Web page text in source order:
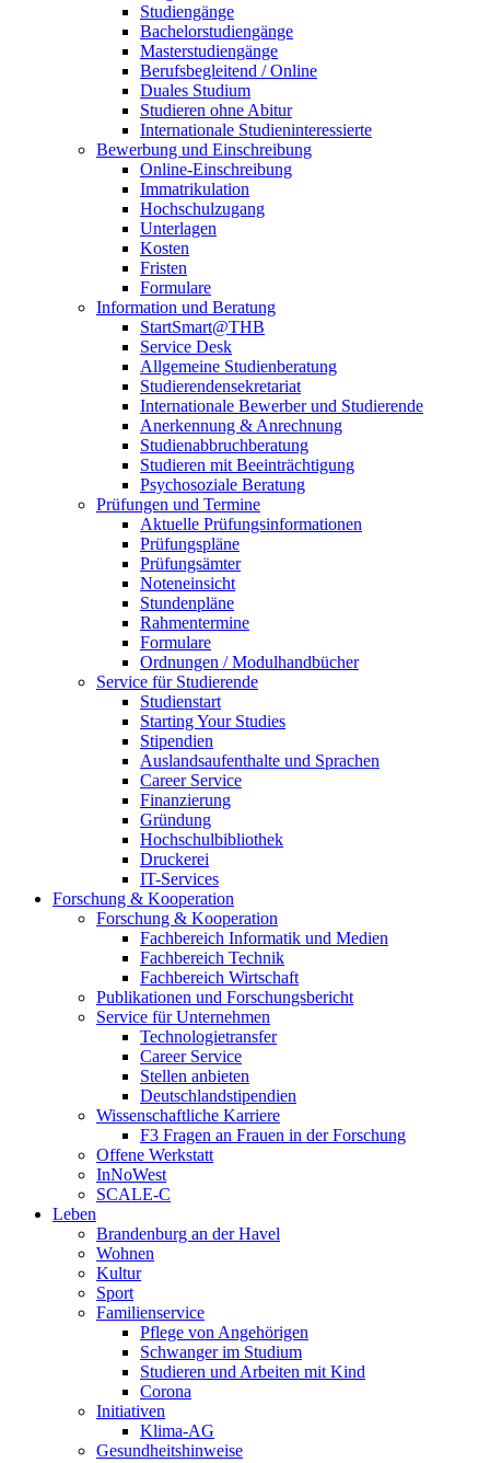
Studiengänge
Bachelorstudiengänge
Masterstudiengänge
Berufsbegleitend / Online
Duales Studium
Studieren ohne Abitur
Internationale Studieninteressierte
Bewerbung und Einschreibung
Online-Einschreibung
Immatrikulation
Hochschulzugang
Unterlagen
Kosten
Fristen
Formulare
Information und Beratung
StartSmart@THB
Service Desk
Allgemeine Studienberatung
Studierendensekretariat
Internationale Bewerber und Studierende
Anerkennung & Anrechnung
Studienabbruchberatung
Studieren mit Beeinträchtigung
Psychosoziale Beratung
Prüfungen und Termine
Aktuelle Prüfungsinformationen
Prüfungspläne
Prüfungsämter
Noteneinsicht
Stundenpläne
Rahmentermine
Formulare
Ordnungen / Modulhandbücher
Service für Studierende
Studienstart
Starting Your Studies
Stipendien
Auslandsaufenthalte und Sprachen
Career Service
Finanzierung
Gründung
Hochschulbibliothek
Druckerei
IT-Services
Forschung & Kooperation
Forschung & Kooperation
Fachbereich Informatik und Medien
Fachbereich Technik
Fachbereich Wirtschaft
Publikationen und Forschungsbericht
Service für Unternehmen
Technologietransfer
Career Service
Stellen anbieten
Deutschlandstipendien
Wissenschaftliche Karriere
F3 Fragen an Frauen in der Forschung
Offene Werkstatt
InNoWest
SCALE-C
Leben
Brandenburg an der Havel
Wohnen
Kultur
Sport
Familienservice
Pflege von Angehörigen
Schwanger im Studium
Studieren und Arbeiten mit Kind
Corona
Initiativen
Klima-AG
Gesundheitshinweise